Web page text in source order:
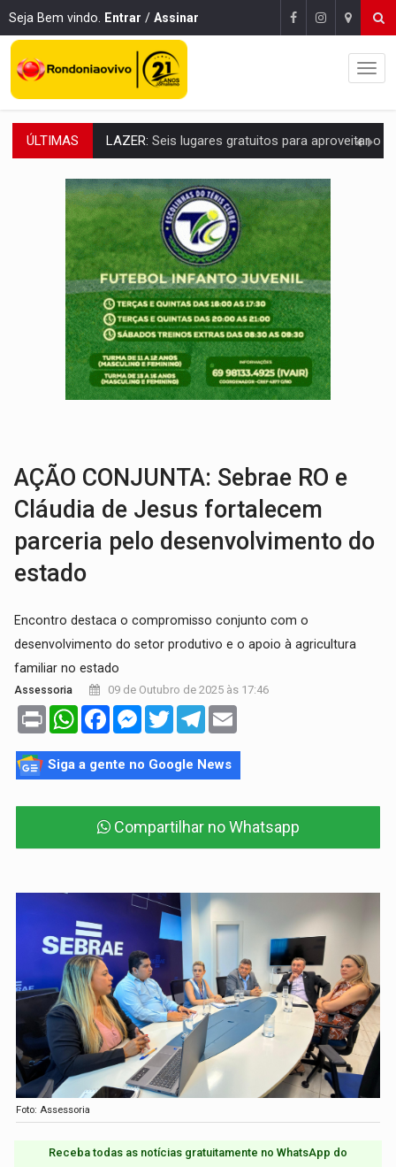
Seja Bem vindo. Entrar / Assinar
ÚLTIMAS VÍDEO:FTICCO e Força Tática prendem membro do CV com arma e drogas
INCLUSÃO:Prefeitura fortalece parceria com a APAE para ampliar ações
DEFESA:Exército testa inovações no combate a drones durante
TEMAS SOCIOAMBIENTAIS:Em Itapuã do Oeste, CINEMAZÔNIA leva cinema
PREVISÃO:Interior de Rondônia terá sábado (8) de calor intenso
INFRAESTRUTURA:Após quase 30 anos de espera, asfalto chega ao
A ILHA:Coreografia de Rondônia estreia na programação do Festival de
ELEIÇÕES 2026:Sgt. Mouza esclarece 'erro de digitação' em declaração de
AÇÃO CONJUNTA: Sebrae RO e
Cláudia de Jesus fortalecem
parceria pelo desenvolvimento do
estado
Encontro destaca o compromisso conjunto com o
desenvolvimento do setor produtivo e o apoio à agricultura
familiar no estado
Assessoria 09 de Outubro de 2025 às 17:46
Print WhatsAppFacebookMessenger
TwitterTelegram
Siga a gente no Google News
Compartilhar no Whatsapp
Foto: Assessoria
Receba todas as notícias gratuitamente no WhatsApp do